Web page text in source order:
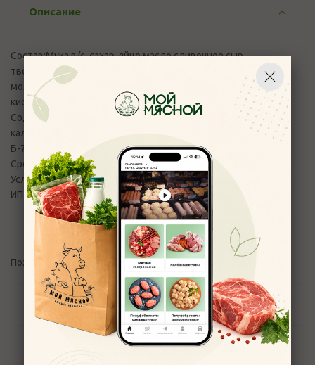
Описание
Состав:Мука в/с, сахар, яйцо,масло сливочное,сыр
творожный,морковь,грецкий орех,апельсин,корица
молотая,масло растительное рафинированое,сорбиновая
кислота, сода чайная
Содержание пищевой, энергетической ценности,
калорийности на 100 гр продукта (белки, жиры, углеводы) :
Б-7,0, Ж-24,98, У-44,70 431,62/1806,7
Срок годности изделия в сутках: 5
Условия хранения: 4 +/- 2
ИП Кравченко Н.В г. Кострома, Пр.Мира 128а
Пожалуйста, авторизуйтесь, чтобы оставить отзыв.
Задать вопрос